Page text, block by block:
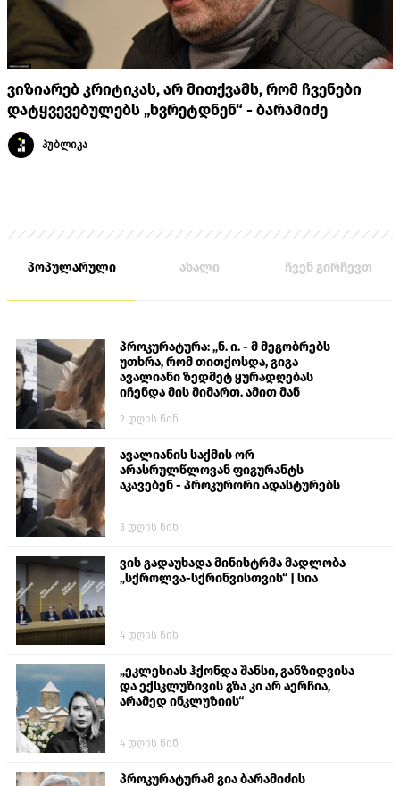
ვიზიარებ კრიტიკას, არ მითქვამს, რომ ჩვენები
დატყვევებულებს „ხვრეტდნენ“ - ბარამიძე
პუბლიკა
პოპულარული ახალი ჩვენ გირჩევთ
პროკურატურა: „ნ. ი. - მ მეგობრებს
უთხრა, რომ თითქოსდა, გიგა
ავალიანი ზედმეტ ყურადღებას
იჩენდა მის მიმართ. ამით მან
თავს დასხმოდა გიგა ავალიანს“
2 დღის წინ
ავალიანის საქმის ორ
არასრულწლოვან ფიგურანტს
აკავებენ - პროკურორი ადასტურებს
3 დღის წინ
ვის გადაუხადა მინისტრმა მადლობა
„სქროლვა-სქრინვისთვის“ | სია
4 დღის წინ
„ეკლესიას ჰქონდა შანსი, განზიდვისა
და ექსკლუზივის გზა კი არ აერჩია,
არამედ ინკლუზიის“
4 დღის წინ
პროკურატურამ გია ბარამიძის